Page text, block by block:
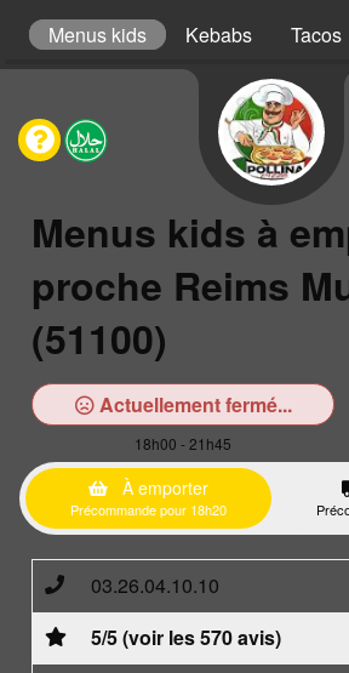
Menus kids Kebabs Tacos
Menus kids à
proche Reims
(51100)
Actuellement fermé...
18h00 - 21h45
À emporter
Précommande pour 18h20
03.26.04.10.10
5/5 (voir les 570 avis)